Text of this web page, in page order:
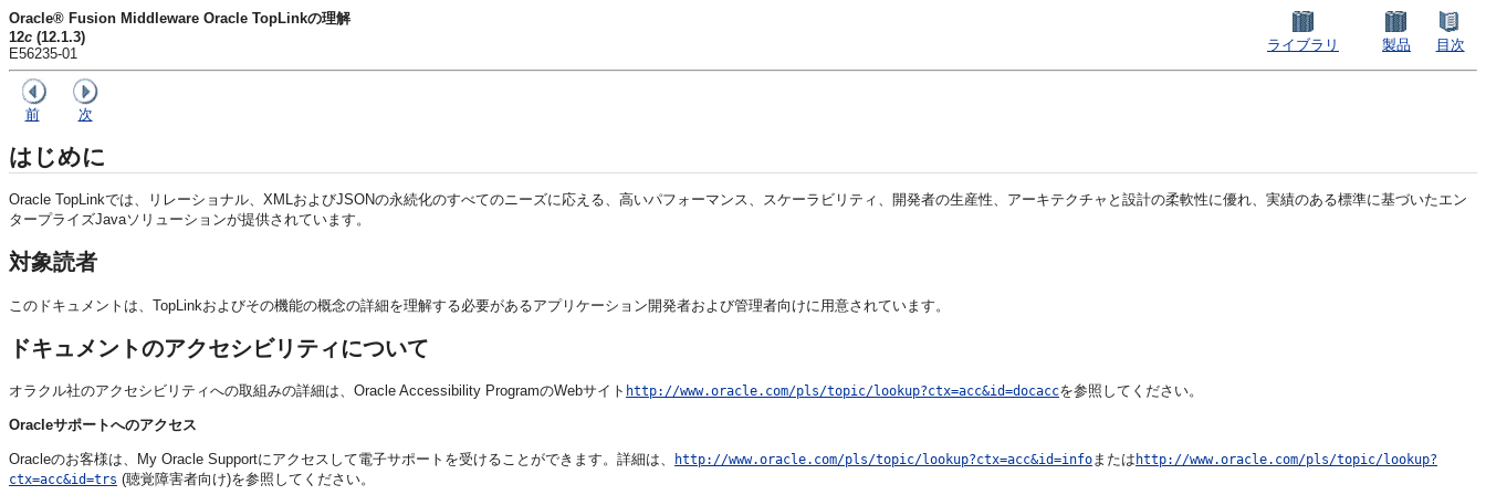
Oracle® Fusion Middleware Oracle TopLinkの理解
12c (12.1.3)
E56235-01
ライブラリ 製品 目次
前 次
はじめに
Oracle TopLinkでは、リレーショナル、XMLおよびJSONの永続化のすべてのニーズに応える、高いパフォーマンス、スケーラビリティ、開発者の生産性、アーキテクチャと設計の柔軟性に優れ、実績のある標準に基づいたエン
タープライズJavaソリューションが提供されています。
対象読者
このドキュメントは、TopLinkおよびその機能の概念の詳細を理解する必要があるアプリケーション開発者および管理者向けに用意されています。
ドキュメントのアクセシビリティについて
オラクル社のアクセシビリティへの取組みの詳細は、Oracle Accessibility ProgramのWebサイト http://www.oracle.com/pls/topic/lookup?ctx=acc&id=docaccを参照してください。
Oracleサポートへのアクセス
Oracleのお客様は、My Oracle Supportにアクセスして電子サポートを受けることができます。詳細は、 http://www.oracle.com/pls/topic/lookup?ctx=acc&id=infoまたは http://www.oracle.com/pls/topic/lookup?
ctx=acc&id=trs (聴覚障害者向け)を参照してください。